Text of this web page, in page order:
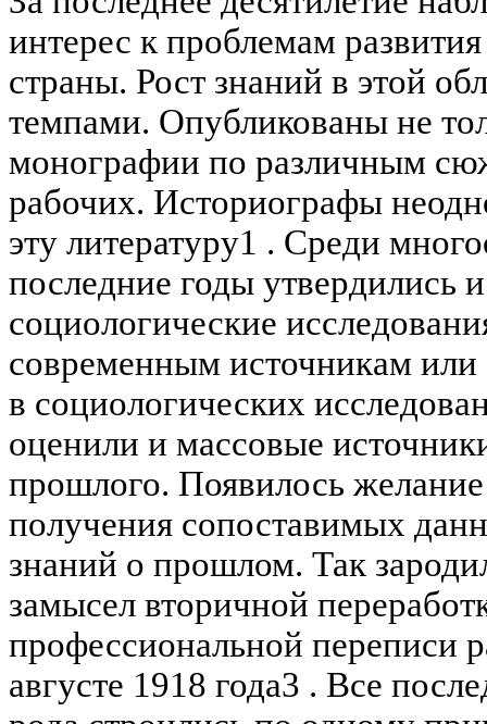
интерес к проблемам
страны. Рост знаний в этой
темпами. Опубликованы не
монографии по различным
рабочих. Историографы
эту литературу1 . Среди
последние годы утвердились
социологические
современным источникам или
в социологических
оценили и массовые
прошлого. Появилось желание
получения сопоставимых
знаний о прошлом. Так
замысел вторичной
профессиональной переписи
августе 1918 года3 . Все